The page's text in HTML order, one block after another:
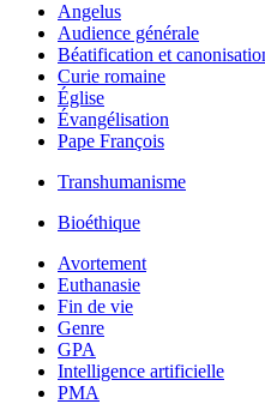
Angelus
Audience générale
Béatification et
Curie romaine
Église
Évangélisation
Pape François
Transhumanisme
Bioéthique
Avortement
Euthanasie
Fin de vie
Genre
GPA
Intelligence artificielle
PMA